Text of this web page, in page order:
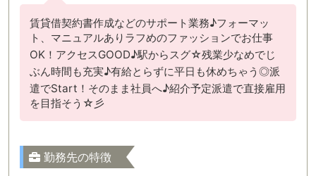
賃貸借契約書作成などのサポート業務♪フォーマッ
ト、マニュアルありラフめのファッションでお仕事
OK！アクセスGOOD♪駅からスグ☆残業少なめでじ
ぶん時間も充実♪有給とらずに平日も休めちゃう◎派
遣でStart！そのまま社員へ♪紹介予定派遣で直接雇用
を目指そう☆彡
勤務先の特徴